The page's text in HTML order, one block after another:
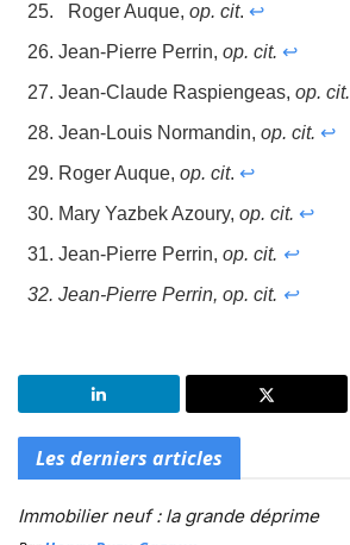
Roger Auque,op. cit. ↩
Jean-Pierre Perrin,op. cit. ↩
Jean-Claude Raspiengeas,op. cit.
Jean-Louis Normandin, op. cit. ↩
Roger Auque,op. cit. ↩
Mary Yazbek Azoury,op. cit. ↩
Jean-Pierre Perrin,op. cit. ↩
Jean-Pierre Perrin,op. cit. ↩
Les derniers articles
Immobilier neuf : la grande déprime